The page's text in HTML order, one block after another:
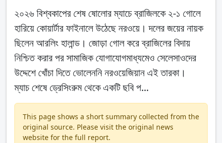
২০২৬ বিশ্বকাপের শেষ ষোলোর ম্যাচে ব্রাজিলকে ২-১ গোলে
হারিয়ে কোয়ার্টার ফাইনালে উঠেছে নরওয়ে। দলের জয়ের নায়ক
ছিলেন আরলিং হালান্ড। জোড়া গোল করে ব্রাজিলের বিদায়
নিশ্চিত করার পর সামাজিক যোগাযোগমাধ্যমেও সেলেসাওদের
উদ্দেশে খোঁচা দিতে ভোলেননি নরওয়েজিয়ান এই তারকা।
ম্যাচ শেষে ড্রেসিংরুম থেকে একটি ছবি প...
This page shows a short summary collected from the
original source. Please visit the original news
website for the full report.